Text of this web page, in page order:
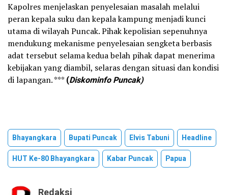
Kapolres menjelaskan penyelesaian masalah melalui
peran kepala suku dan kepala kampung menjadi kunci
utama di wilayah Puncak. Pihak kepolisian sepenuhnya
mendukung mekanisme penyelesaian sengketa berbasis
adat tersebut selama kedua belah pihak dapat menerima
kebijakan yang diambil, selaras dengan situasi dan kondisi
di lapangan. *** (Diskominfo Puncak)
Bhayangkara Bupati Puncak Elvis Tabuni
Headline
HUT Ke-80 Bhayangkara
Kabar Puncak Papua